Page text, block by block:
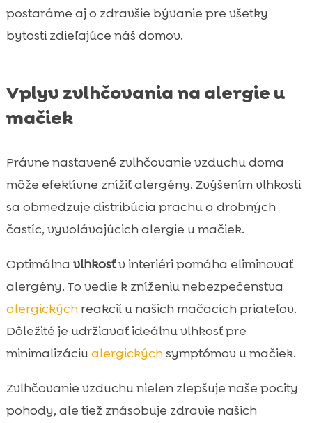
postaráme aj o zdravšie bývanie pre všetky
bytosti zdieľajúce náš domov.
Vplyv zvlhčovania na alergie u
mačiek
Právne nastavené zvlhčovanie vzduchu doma
môže efektívne znížiť alergény. Zvýšením vlhkosti
sa obmedzuje distribúcia prachu a drobných
častíc, vyvolávajúcich alergie u mačiek.
Optimálna vlhkosťv interiéri pomáha eliminovať
alergény. To vedie k zníženiu nebezpečenstva
alergickýchreakcií u našich mačacích priateľov.
Dôležité je udržiavať ideálnu vlhkosť pre
minimalizáciualergickýchsymptómov u mačiek.
Zvlhčovanie vzduchu nielen zlepšuje naše pocity
pohody, ale tiež znásobuje zdravie našich